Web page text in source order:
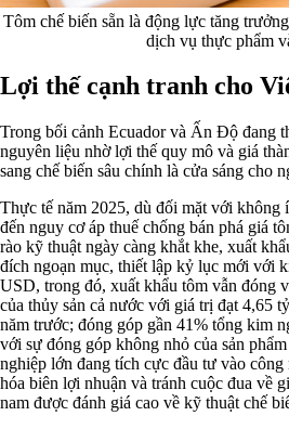
Tôm chế biến sẵn là động lực tăng
dịch vụ thực phẩm
Lợi thế cạnh tranh cho
Trong bối cảnh Ecuador và Ấn Độ đang
nguyên liệu nhờ lợi thế quy mô và giá
sang chế biến sâu chính là cửa sáng cho
Thực tế năm 2025, dù đối mặt với không
đến nguy cơ áp thuế chống bán phá giá
rào kỹ thuật ngày càng khắt khe, xuất
đích ngoạn mục, thiết lập kỷ lục mới với
USD, trong đó, xuất khẩu tôm vẫn đóng
của thủy sản cả nước với giá trị đạt 4,65
năm trước; đóng góp gần 41% tổng kim
với sự đóng góp không nhỏ của sản
nghiệp lớn đang tích cực đầu tư vào công
hóa biên lợi nhuận và tránh cuộc đua về
nam được đánh giá cao về kỹ thuật chế